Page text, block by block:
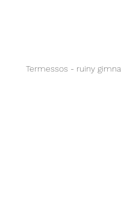
Termessos - ruiny